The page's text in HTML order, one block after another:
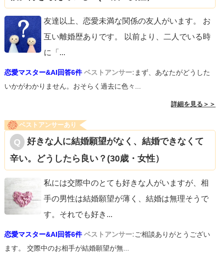
友達以上、恋愛未満な関係の友人がいます。 お
互い離婚歴ありです。 以前より、二人でいる時
に「 ...
恋愛マスター&AI回答6件 ベストアンサー:まず、あなたがどうした
いかがわかりません。おそらく過去に色々...
詳細を見る＞＞
ベストアンサーあり
好きな人に結婚願望がなく、結婚できなくて
辛い。どうしたら良い？(30歳・女性）
私には交際中のとても好きな人がいますが、相
手の男性は結婚願望が薄く、結婚は無理そうで
す。それでも好き ...
恋愛マスター&AI回答6件 ベストアンサー:ご相談ありがとうござい
ます。 交際中のお相手が結婚願望が無...